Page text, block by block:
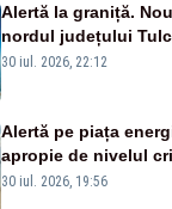
Alertă la graniță.
nordul județului
la sol două avioane
30 iul. 2026, 22:12
Alertă pe piața
apropie de nivelul
la Cernavodă ar
30 iul. 2026, 19:56